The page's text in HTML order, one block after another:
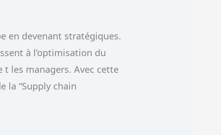
en devenant stratégiques.
à l’optimisation du
les managers. Avec cette
la “Supply chain